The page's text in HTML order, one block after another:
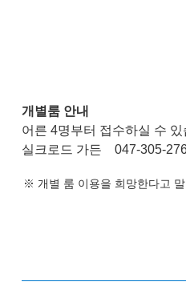
개별룸 안내
어른 4명부터 접수하실 수
실크로드 가든 047-305-
개별 룸 이용을 희망한다고 말